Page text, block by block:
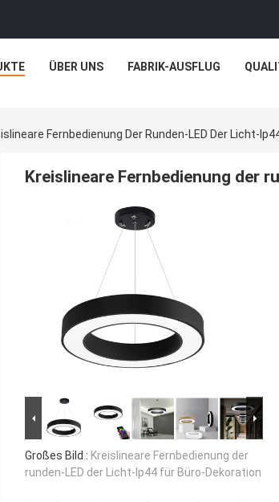
ÜBER UNS FABRIK-AUSFLUG
Fernbedienung Der Runden-LED Der Licht-
Kreislineare Fernbedienung der
Großes Bild : Kreislineare Fernbedienung der
runden-LED der Licht-Ip44 für Büro-Dekoration